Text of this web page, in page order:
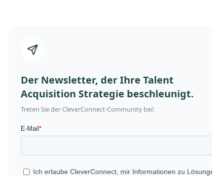
Der Newsletter, der Ihre Talent
Acquisition Strategie beschleunigt.
Treten Sie der CleverConnect-Community bei!